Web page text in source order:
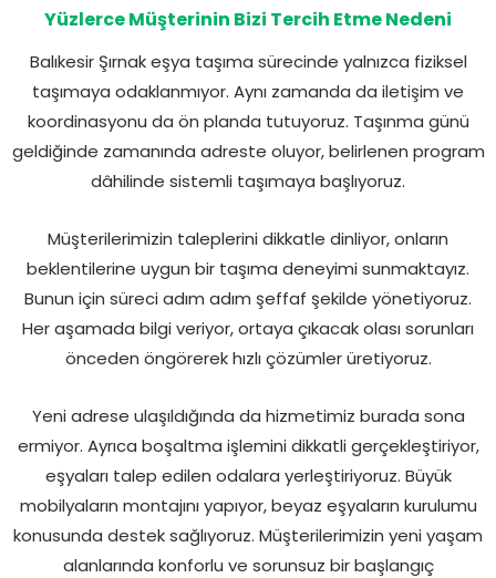
Yüzlerce Müşterinin Bizi Tercih Etme Nedeni
Balıkesir Şırnak eşya taşıma sürecinde yalnızca fiziksel
taşımaya odaklanmıyor. Aynı zamanda da iletişim ve
koordinasyonu da ön planda tutuyoruz. Taşınma günü
geldiğinde zamanında adreste oluyor, belirlenen program
dâhilinde sistemli taşımaya başlıyoruz.
Müşterilerimizin taleplerini dikkatle dinliyor, onların
beklentilerine uygun bir taşıma deneyimi sunmaktayız.
Bunun için süreci adım adım şeffaf şekilde yönetiyoruz.
Her aşamada bilgi veriyor, ortaya çıkacak olası sorunları
önceden öngörerek hızlı çözümler üretiyoruz.
Yeni adrese ulaşıldığında da hizmetimiz burada sona
ermiyor. Ayrıca boşaltma işlemini dikkatli gerçekleştiriyor,
eşyaları talep edilen odalara yerleştiriyoruz. Büyük
mobilyaların montajını yapıyor, beyaz eşyaların kurulumu
konusunda destek sağlıyoruz. Müşterilerimizin yeni yaşam
alanlarında konforlu ve sorunsuz bir başlangıç